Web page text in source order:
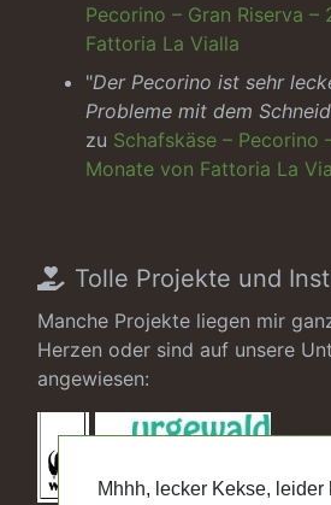
Mhhh, lecker Kekse, leider
Pecorino – Gran Riserva –
Fattoria La Vialla
"Der Pecorino ist sehr
Probleme mit dem
zu Schafskäse – Pecorino
Monate von Fattoria La
Tolle Projekte und
Manche Projekte liegen mir
Herzen oder sind auf unsere
angewiesen: